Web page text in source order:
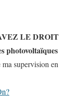
LE DROIT
photovoltaïques
supervision en